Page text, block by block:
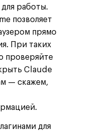
работы.
позволяет
прямо
При таких
проверяйте
Claude
— скажем,
для